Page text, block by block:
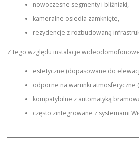
nowoczesne segmenty i bliźniaki,
kameralne osiedla zamknięte,
rezydencje z rozbudowaną
Z tego względu instalacje
estetyczne (dopasowane do
odporne na warunki atmosferyczne
kompatybilne z automatyką
często zintegrowane z systemami